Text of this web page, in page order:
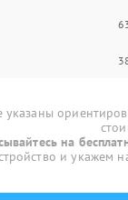
указаны
на
и укажем